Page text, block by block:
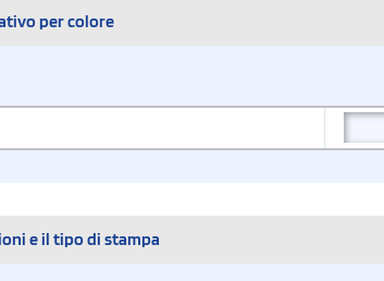
per colore
e il tipo di stampa